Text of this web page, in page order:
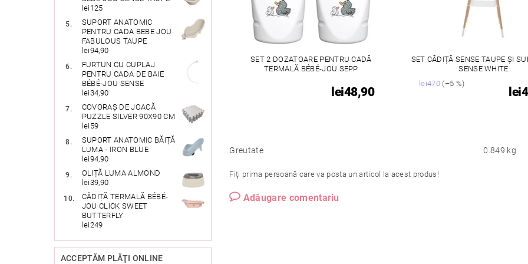
lei125
SUPORT ANATOMIC
PENTRU CADA BEBE JOU
FABULOUS TAUPE
lei94,90
FURTUN CU CUPLAJ
PENTRU CADA DE BAIE
BÉBÉ-JOU SENSE
lei34,90
COVORAȘ DE JOACĂ
PUZZLE SILVER 90X90 CM
lei59
SUPORT ANATOMIC BĂIȚĂ
LUMA - IRON BLUE
lei94,90
OLIȚĂ LUMA ALMOND
lei39,90
CĂDIȚĂ TERMALĂ BÉBÉ-
JOU CLICK SWEET
BUTTERFLY
lei249
ACCEPTĂM PLĂŢI ONLINE
SET 2 DOZATOARE PENTRU CADĂ
TERMALĂ BÉBÉ-JOU SEPP
lei48,90
SET CĂDIȚĂ SENSE TAUPE ȘI
SENSE WHITE
lei470 (–5 %)
Greutate 0.849 kg
Fiţi prima persoană care va posta un articol la acest produs!
Adăugare comentariu